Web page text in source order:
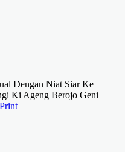
Dengan Niat Siar Ke
Ki Ageng Berojo Geni
Print